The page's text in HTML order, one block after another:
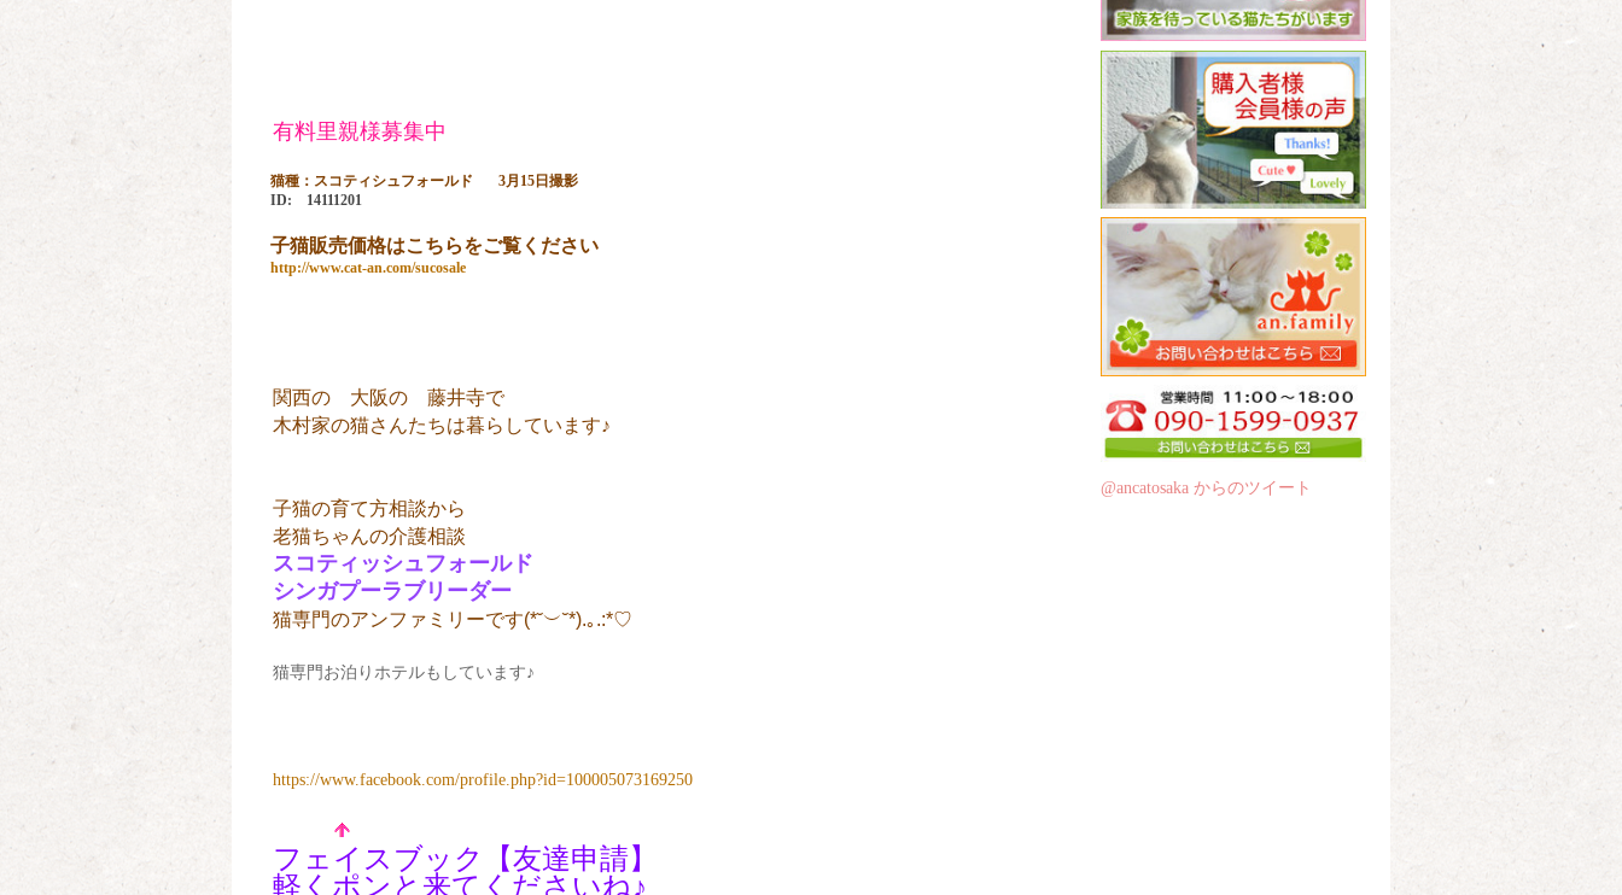
有料里親様募集中
猫種： スコティシュフォールド
3月15日撮影
ID: 14111201
子猫販売価格はこちらをご覧ください
http://www.cat-an.com/sucosale
関西の 大阪の 藤井寺で
木村家の猫さんたちは暮らしています♪
子猫の育て方相談から
老猫ちゃんの介護相談
スコティッシュフォールド
シンガプーラブリーダー
猫専門のアンファミリーです(*˘︶˘*).｡.:*♡
猫専門お泊りホテルもしています♪
https://www.facebook.com/profile.php?id=100005073169250
フェイスブック【友達申請】
軽くポンと来てくださいね♪
@ancatosaka からのツイート